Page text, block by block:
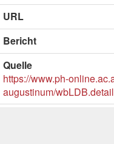
URL
Bericht
Quelle
https://www.ph-
augustinum/